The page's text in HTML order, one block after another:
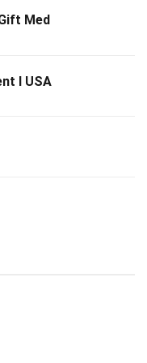
Med
I USA